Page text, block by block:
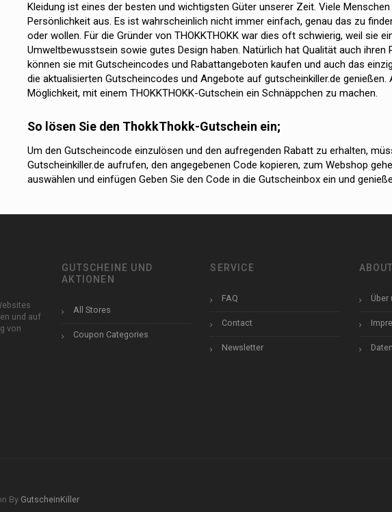
Kleidung ist eines der besten und wichtigsten Güter unserer Zeit. Viele
Persönlichkeit aus. Es ist wahrscheinlich nicht immer einfach, genau das zu
oder wollen. Für die Gründer von THOKKTHOKK war dies oft schwierig, weil sie
Umweltbewusstsein sowie gutes Design haben. Natürlich hat Qualität auch ihren
können sie mit Gutscheincodes und Rabattangeboten kaufen und auch das
die aktualisierten Gutscheincodes und Angebote auf gutscheinkiller.de genießen.
Möglichkeit, mit einem THOKKTHOKK-Gutschein ein Schnäppchen zu machen.
So lösen Sie den ThokkThokk-Gutschein ein;
Um den Gutscheincode einzulösen und den aufregenden Rabatt zu erhalten,
Gutscheinkiller.de aufrufen, den angegebenen Code kopieren, zum Webshop
auswählen und einfügen Geben Sie den Code in die Gutscheinbox ein und
und auf
von
GUTSCHEINE UND
AKTIONEN
All Stores
Coupon Categories
SERVICE
FAQ
Contact
Newsletter
Über
By GutscheinKiller